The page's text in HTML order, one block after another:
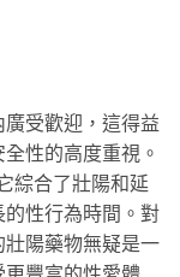
受歡迎，這得益
性的高度重視。
綜合了壯陽和延
性行為時間。對
陽藥物無疑是一